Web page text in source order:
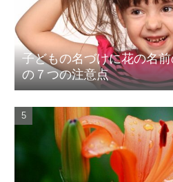
子どもの名づけに花の名
の７つの注意点